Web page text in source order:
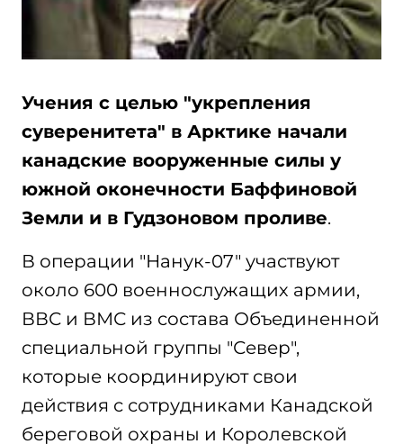
Учения с целью "укрепления
суверенитета" в Арктике начали
канадские вооруженные силы у
южной оконечности Баффиновой
Земли и в Гудзоновом проливе.
В операции "Нанук-07" участвуют
около 600 военнослужащих армии,
ВВС и ВМС из состава Объединенной
специальной группы "Север",
которые координируют свои
действия с сотрудниками Канадской
береговой охраны и Королевской